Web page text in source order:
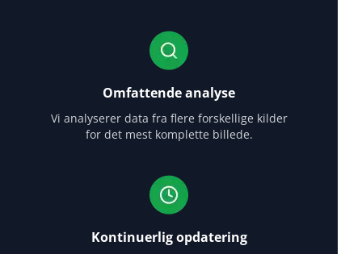
Omfattende analyse
Vi analyserer data fra flere forskellige kilder
for det mest komplette billede.
Kontinuerlig opdatering